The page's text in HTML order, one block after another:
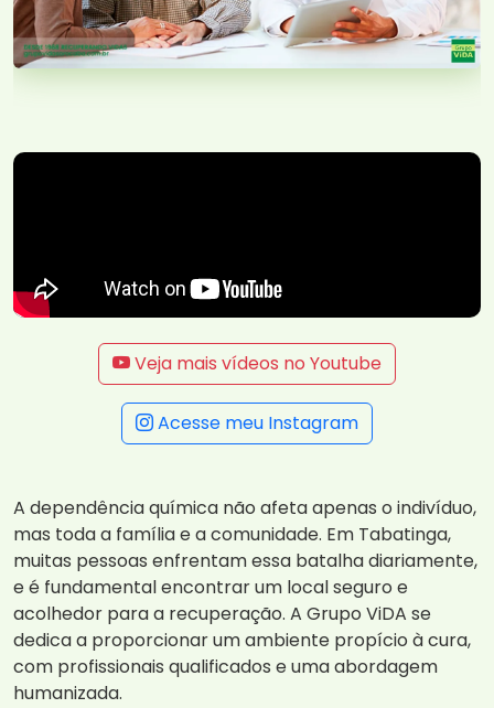
Veja mais vídeos no Youtube
Acesse meu Instagram
A dependência química não afeta apenas o indivíduo,
mas toda a família e a comunidade. Em Tabatinga,
muitas pessoas enfrentam essa batalha diariamente,
e é fundamental encontrar um local seguro e
acolhedor para a recuperação. A Grupo ViDA se
dedica a proporcionar um ambiente propício à cura,
com profissionais qualificados e uma abordagem
humanizada.